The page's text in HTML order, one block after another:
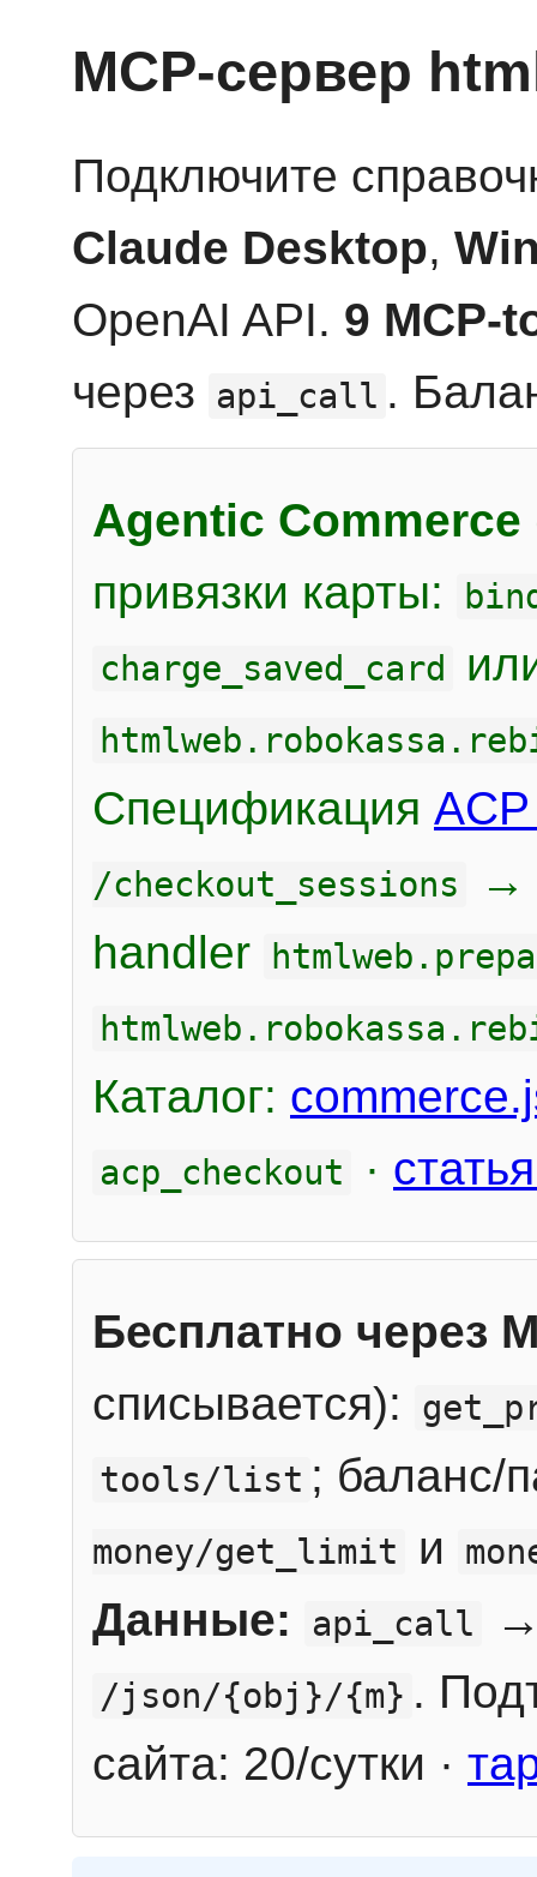
MCP-сервер
Подключите
Claude Desktop,
OpenAI API. 9 MCP-
через api_call .
Agentic Commerce
привязки карты:
charge_saved_card
Спецификация
/checkout_sessions
handler
Каталог:
acp_checkout ·
Бесплатно через
списывается):
tools/list ; баланс/
money/get_limit и
Данные: api_call
/json/{obj}/{m} .
сайта: 20/сутки ·